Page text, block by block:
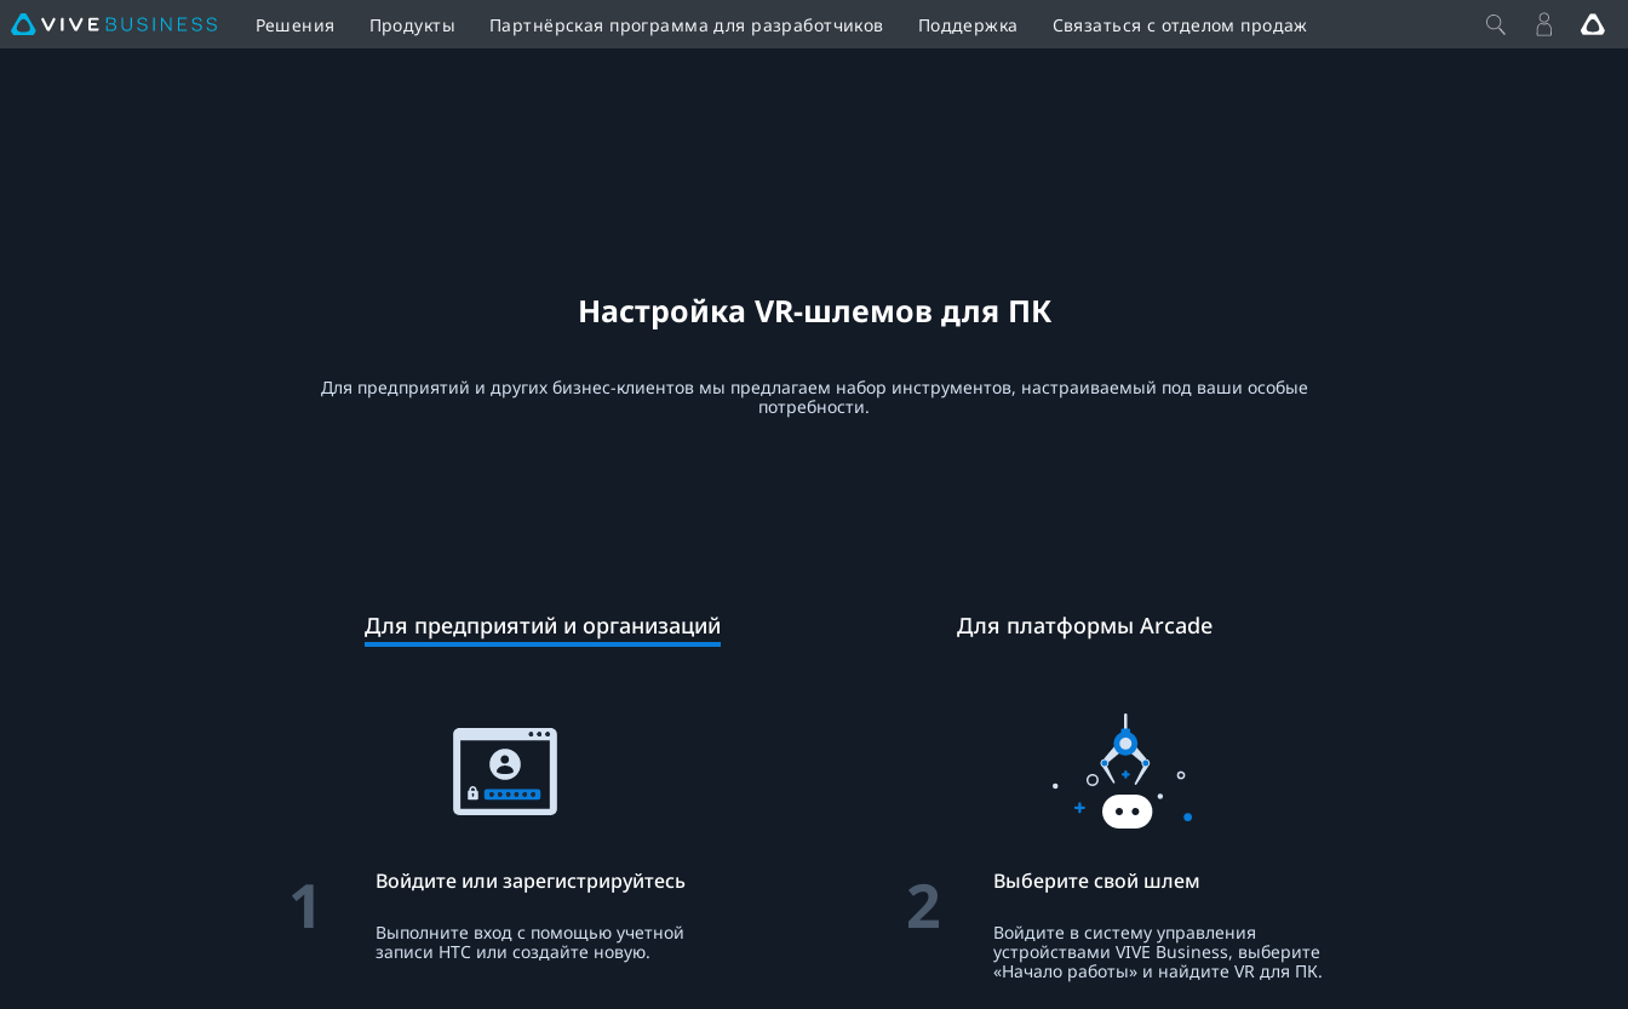
Решения Продукты Партнёрская программа для разработчиков Поддержка Связаться с отделом продаж
Настройка VR-шлемов для ПК
Для предприятий и других бизнес-клиентов мы предлагаем набор инструментов, настраиваемый под ваши особые
потребности.
Для предприятий и организаций Для платформы Arcade
1 Войдите или зарегистрируйтесь
Выполните вход с помощью учетной
записи HTC или создайте новую.
2 Выберите свой шлем
Войдите в систему управления
устройствами VIVE Business, выберите
«Начало работы» и найдите VR для ПК.